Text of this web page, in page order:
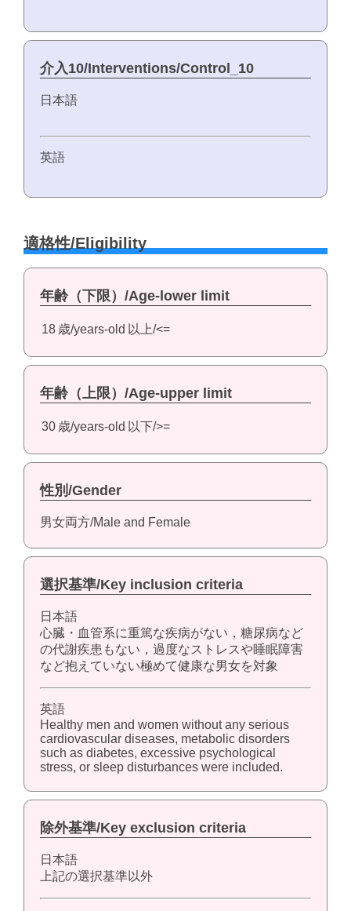
介入10/Interventions/Control_10
日本語
英語
適格性/Eligibility
年齢（下限）/Age-lower limit
18 歳/years-old 以上/<=
年齢（上限）/Age-upper limit
30 歳/years-old 以下/>=
性別/Gender
男女両方/Male and Female
選択基準/Key inclusion criteria
日本語
心臓・血管系に重篤な疾病がない，糖尿病など
の代謝疾患もない，過度なストレスや睡眠障害
など抱えていない極めて健康な男女を対象
英語
Healthy men and women without any serious
cardiovascular diseases, metabolic disorders
such as diabetes, excessive psychological
stress, or sleep disturbances were included.
除外基準/Key exclusion criteria
日本語
上記の選択基準以外